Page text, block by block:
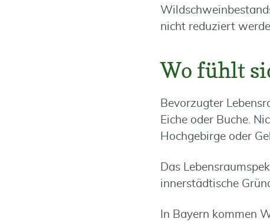
nicht reduziert
Wo fühlt
Bevorzugter
Eiche oder Buche.
Hochgebirge oder
Das
innerstädtische
In Bayern kommen